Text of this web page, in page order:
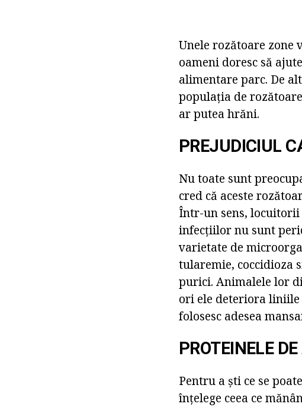
Unele rozătoare zone
oameni doresc să
alimentare parc. De
populația de
ar putea hrăni.
PREJUDICIUL
Nu toate sunt
cred că aceste
Într-un sens,
infecțiilor nu sunt
varietate de
tularemie, coccidioza
purici. Animalele lor
ori ele deteriora liniile
folosesc adesea
PROTEINELE
Pentru a ști ce se
înțelege ceea ce